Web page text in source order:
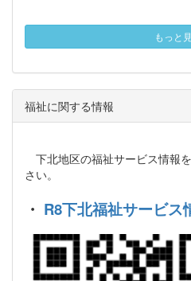
もっと
福祉に関する情報
下北地区の福祉サービス情報
さい。
・ R8下北福祉サービス